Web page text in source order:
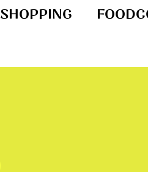
SHOPPING